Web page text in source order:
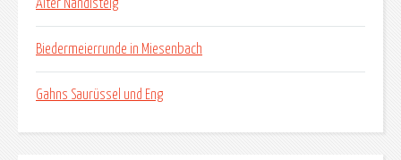
Alter Nandlsteig
Biedermeierrunde in Miesenbach
Gahns Saurüssel und Eng